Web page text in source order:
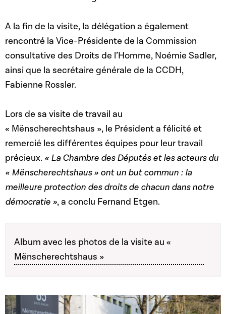
A la fin de la visite, la délégation a également
rencontré la Vice-Présidente de la Commission
consultative des Droits de l’Homme, Noémie Sadler,
ainsi que la secrétaire générale de la CCDH,
Fabienne Rossler.
Lors de sa visite de travail au
« Mënscherechtshaus », le Président a félicité et
remercié les différentes équipes pour leur travail
précieux. « La Chambre des Députés et les acteurs du
« Mënscherechtshaus » ont un but commun : la
meilleure protection des droits de chacun dans notre
démocratie », a conclu Fernand Etgen.
Album avec les photos de la visite au «
Mënscherechtshaus »